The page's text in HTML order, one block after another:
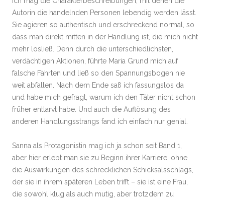
Autorin die handelnden Personen lebendig werden lässt.
Sie agieren so authentisch und erschreckend normal, so
dass man direkt mitten in der Handlung ist, die mich nicht
mehr losließ. Denn durch die unterschiedlichsten,
verdächtigen Aktionen, führte Maria Grund mich auf
falsche Fährten und ließ so den Spannungsbogen nie
weit abfallen. Nach dem Ende saß ich fassungslos da
und habe mich gefragt, warum ich den Täter nicht schon
früher entlarvt habe. Und auch die Auflösung des
anderen Handlungsstrangs fand ich einfach nur genial.
Sanna als Protagonistin mag ich ja schon seit Band 1,
aber hier erlebt man sie zu Beginn ihrer Karriere, ohne
die Auswirkungen des schrecklichen Schicksalsschlags,
der sie in ihrem späteren Leben trifft – sie ist eine Frau,
die sowohl klug als auch mutig, aber trotzdem zu